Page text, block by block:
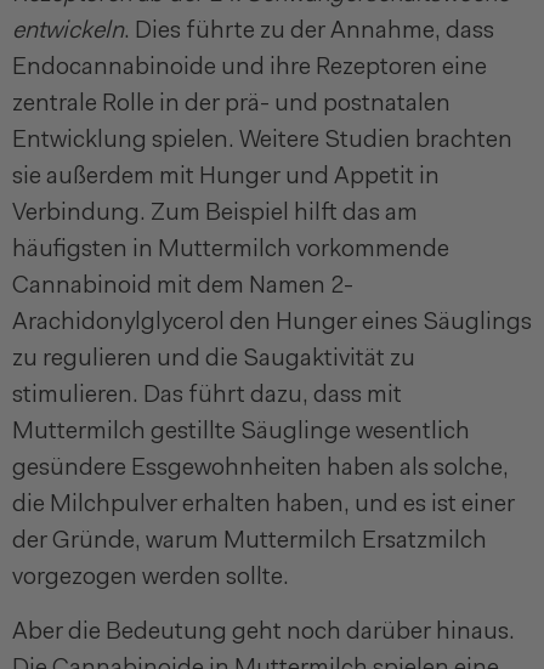
entwickeln. Dies führte zu der Annahme, dass
Endocannabinoide und ihre Rezeptoren eine
zentrale Rolle in der prä- und postnatalen
Entwicklung spielen. Weitere Studien brachten
sie außerdem mit Hunger und Appetit in
Verbindung. Zum Beispiel hilft das am
häufigsten in Muttermilch vorkommende
Cannabinoid mit dem Namen 2-
Arachidonylglycerol den Hunger eines Säuglings
zu regulieren und die Saugaktivität zu
stimulieren. Das führt dazu, dass mit
Muttermilch gestillte Säuglinge wesentlich
gesündere Essgewohnheiten haben als solche,
die Milchpulver erhalten haben, und es ist einer
der Gründe, warum Muttermilch Ersatzmilch
vorgezogen werden sollte.
Aber die Bedeutung geht noch darüber hinaus.